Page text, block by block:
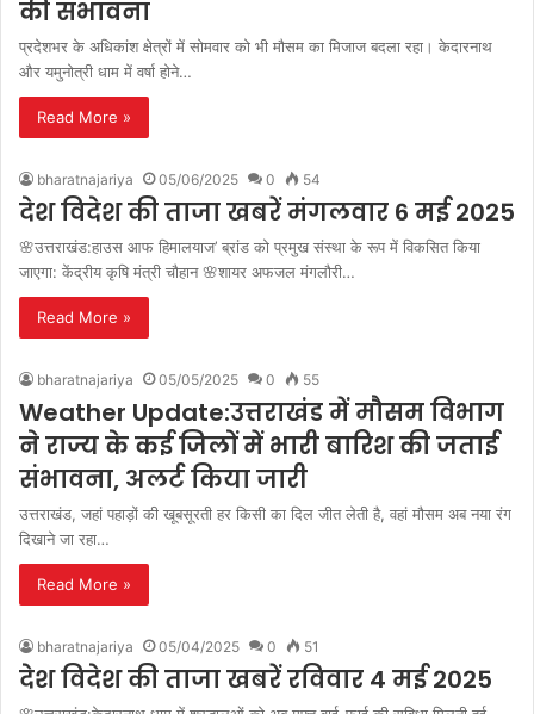
की संभावना
प्रदेशभर के अधिकांश क्षेत्रों में सोमवार को भी मौसम का मिजाज बदला रहा। केदारनाथ
और यमुनोत्री धाम में वर्षा होने…
Read More »
bharatnajariya 05/06/2025 0 54
देश विदेश की ताजा खबरें मंगलवार 6 मई 2025
🌸उत्तराखंड:हाउस आफ हिमालयाज’ ब्रांड को प्रमुख संस्था के रूप में विकसित किया
जाएगा: केंद्रीय कृषि मंत्री चौहान 🌸शायर अफजल मंगलौरी…
Read More »
bharatnajariya 05/05/2025 0 55
Weather Update:उत्तराखंड में मौसम विभाग
ने राज्य के कई जिलों में भारी बारिश की जताई
संभावना, अलर्ट किया जारी
उत्तराखंड, जहां पहाड़ों की खूबसूरती हर किसी का दिल जीत लेती है, वहां मौसम अब नया रंग
दिखाने जा रहा…
Read More »
bharatnajariya 05/04/2025 0 51
देश विदेश की ताजा खबरें रविवार 4 मई 2025